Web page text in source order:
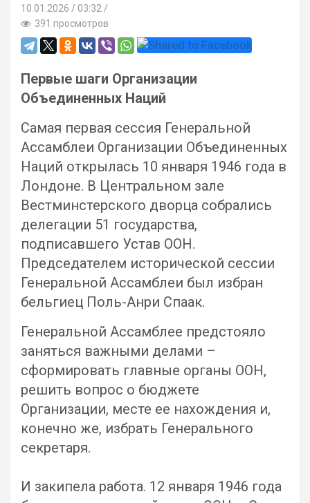
10.01.2026
03:32 /
391 просмотров
Первые шаги Организации
Объединенных Наций
Самая первая сессия Генеральной
Ассамблеи Организации Объединенных
Наций открылась 10 января 1946 года в
Лондоне. В Центральном зале
Вестминстерского дворца собрались
делегации 51 государства,
подписавшего Устав ООН.
Председателем исторической сессии
Генеральной Ассамблеи был избран
бельгиец Поль-Анри Спаак.
Генеральной Ассамблее предстояло
заняться важными делами –
сформировать главные органы ООН,
решить вопрос о бюджете
Организации, месте ее нахождения и,
конечно же, избрать Генерального
секретаря.
И закипела работа. 12 января 1946 года